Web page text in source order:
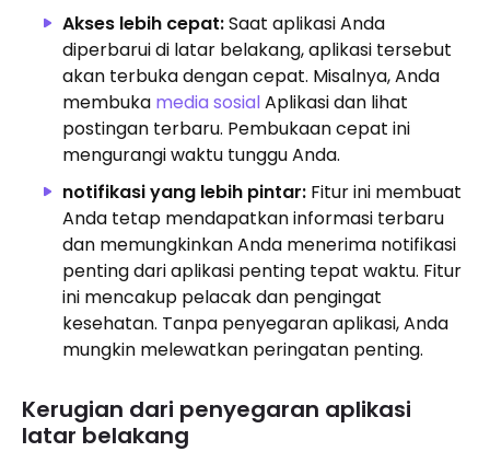
Akses lebih cepat:Saat aplikasi Anda
diperbarui di latar belakang, aplikasi tersebut
akan terbuka dengan cepat. Misalnya, Anda
membuka media sosialAplikasi dan lihat
postingan terbaru. Pembukaan cepat ini
mengurangi waktu tunggu Anda.
notifikasi yang lebih pintar: Fitur ini membuat
Anda tetap mendapatkan informasi terbaru
dan memungkinkan Anda menerima notifikasi
penting dari aplikasi penting tepat waktu. Fitur
ini mencakup pelacak dan pengingat
kesehatan. Tanpa penyegaran aplikasi, Anda
mungkin melewatkan peringatan penting.
Kerugian dari penyegaran aplikasi
latar belakang